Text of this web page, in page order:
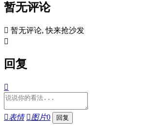
暂无评论
 暂无评论, 快来抢沙发

回复

表情 图片0